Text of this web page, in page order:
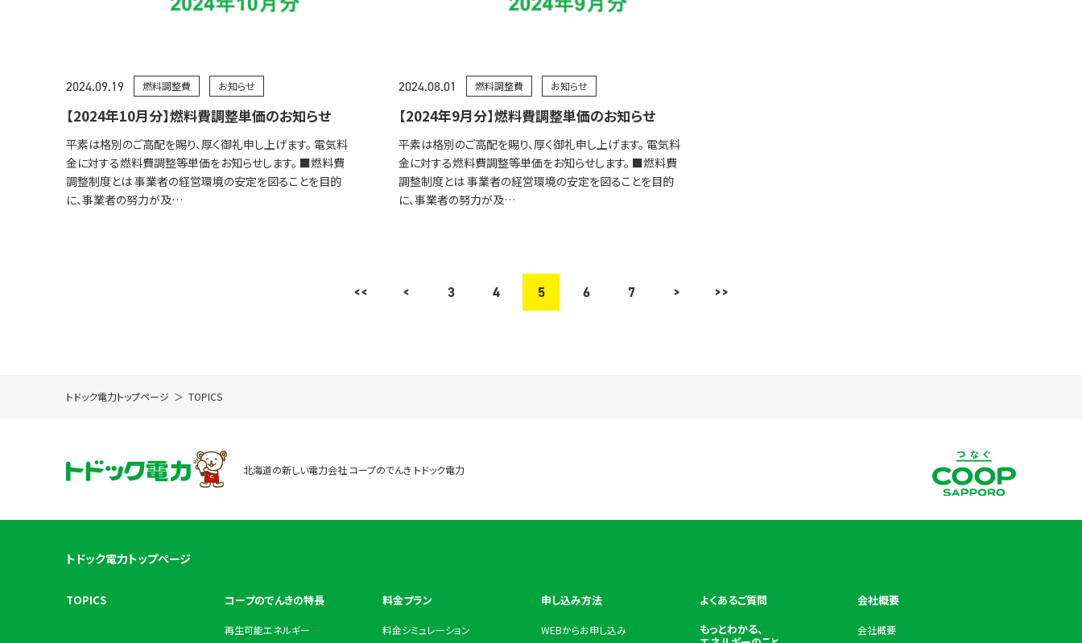
2024.09.19 燃料調整費 お知らせ
【2024年10月分】燃料費調整単価のお知らせ
平素は格別のご高配を賜り、厚く御礼申し上げます。 電気料
金に対する燃料費調整等単価をお知らせします。 ■燃料費
調整制度とは 事業者の経営環境の安定を図ることを目的
に、事業者の努力が及…
2024.08.01 燃料調整費 お知らせ
【2024年9月分】燃料費調整単価のお知らせ
平素は格別のご高配を賜り、厚く御礼申し上げます。 電気料
金に対する燃料費調整等単価をお知らせします。 ■燃料費
調整制度とは 事業者の経営環境の安定を図ることを目的
に、事業者の努力が及…
<< < 3 4 5 6 7 > >>
トドック電力トップページ TOPICS
北海道の新しい電力会社 コープのでんき トドック電力
トドック電力トップページ
TOPICS コープのでんきの特長
再生可能エネルギー
料金プラン
料金シミュレーション
申し込み方法
WEBからお申し込み
よくあるご質問
もっとわかる、
会社概要
会社概要